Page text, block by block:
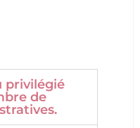
privilégié
de